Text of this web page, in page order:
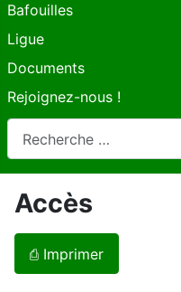
Bafouilles
Ligue
Documents
Rejoignez-nous !
Accès
⎙ Imprimer